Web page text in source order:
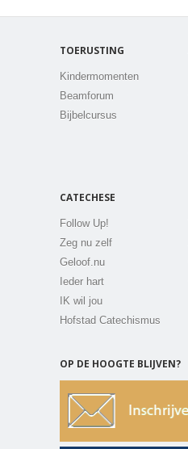
TOERUSTING
Kindermomenten
Beamforum
Bijbelcursus
CATECHESE
Follow Up!
Zeg nu zelf
Geloof.nu
Ieder hart
IK wil jou
Hofstad Catechismus
OP DE HOOGTE BLIJVEN?